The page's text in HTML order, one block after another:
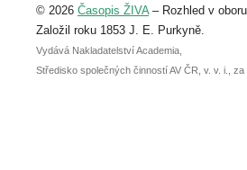
abstraktu přihlášené přednášky nebo
posteru je už 30. června.
© 2026 Časopis ŽIVA– Rozhled v
Založil roku 1853 J. E. Purkyně.
Vydává Nakladatelství Academia,
Středisko společných činností AV ČR, v. v. i., za